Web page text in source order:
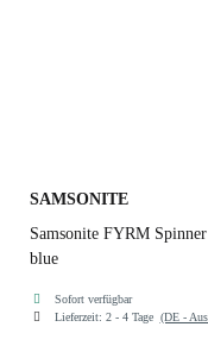
SAMSONITE
Samsonite FYRM
blue
Sofort verfügbar
Lieferzeit: 2 - 4 Tage (DE -